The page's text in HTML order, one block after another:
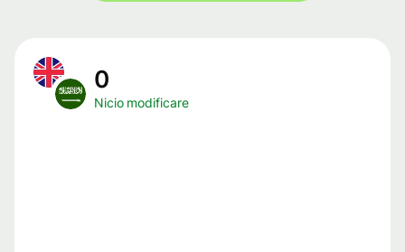
0
Nicio modificare